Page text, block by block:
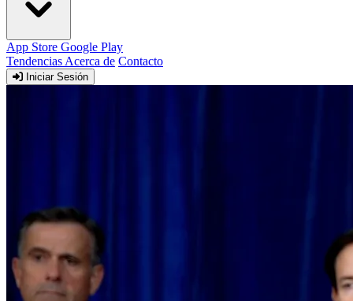
App Store Google Play
Tendencias Acerca de Contacto
Iniciar Sesión